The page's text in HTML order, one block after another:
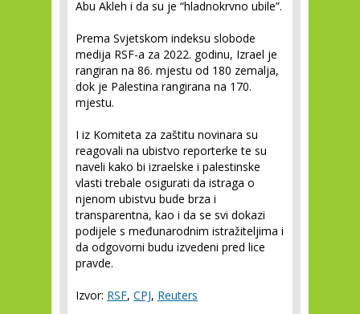
Abu Akleh i da su je “hladnokrvno ubile”.
Prema Svjetskom indeksu slobode
medija RSF-a za 2022. godinu, Izrael je
rangiran na 86. mjestu od 180 zemalja,
dok je Palestina rangirana na 170.
mjestu.
I iz Komiteta za zaštitu novinara su
reagovali na ubistvo reporterke te su
naveli kako bi izraelske i palestinske
vlasti trebale osigurati da istraga o
njenom ubistvu bude brza i
transparentna, kao i da se svi dokazi
podijele s međunarodnim istražiteljima i
da odgovorni budu izvedeni pred lice
pravde.
Izvor: RSF, CPJ, Reuters